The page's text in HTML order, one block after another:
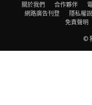
關於我們 合作夥伴
網路廣告刊登
隱私權
免責聲明
©